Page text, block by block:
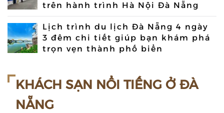
trên hành trình Hà Nội Đà Nẵng
Lịch trình du lịch Đà Nẵng 4 ngày
3 đêm chi tiết giúp bạn khám phá
trọn vẹn thành phố biển
KHÁCH SẠN NỔI TIẾNG Ở ĐÀ
NẴNG